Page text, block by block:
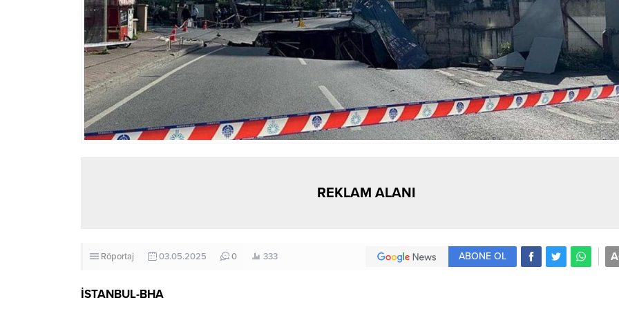
REKLAM ALANI
Röportaj 03.05.2025 0 333 A
ABONE OL
İSTANBUL-BHA